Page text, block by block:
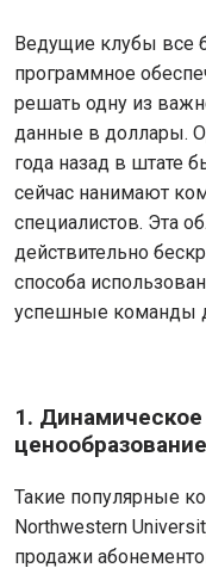
Ведущие клубы все
программное
решать одну из
данные в доллары.
года назад в штате
сейчас нанимают
специалистов. Эта
действительно
способа
успешные команды
1. Динамическое
ценообразование
Такие популярные
Northwestern
продажи